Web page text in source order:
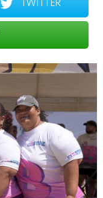
TWITTER